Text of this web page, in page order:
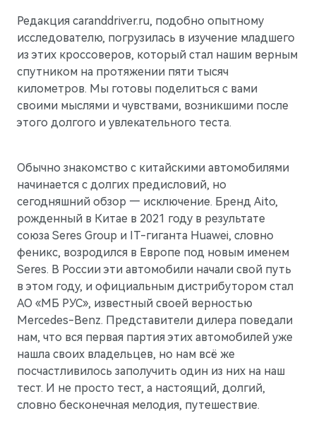
M7Представительский кроссовер
от 6 090 000 ₽
AITO
Коллекция
Технические аксессуары
Колеса в сборе
Телематические системы
Блогеры о нас
ПАРТНЕРЫ
МТС
PlayAuto
Редакция caranddriver.ru, подобно опытному
исследователю, погрузилась в изучение младшего
из этих кроссоверов, который стал нашим верным
спутником на протяжении пяти тысяч
километров. Мы готовы поделиться с вами
своими мыслями и чувствами, возникшими после
этого долгого и увлекательного теста.
Обычно знакомство с китайскими автомобилями
начинается с долгих предисловий, но
сегодняшний обзор — исключение. Бренд Aito,
рожденный в Китае в 2021 году в результате
союза Seres Group и IT-гиганта Huawei, словно
феникс, возродился в Европе под новым именем
Seres. В России эти автомобили начали свой путь
в этом году, и официальным дистрибутором стал
АО «МБ РУС», известный своей верностью
Mercedes-Benz. Представители дилера поведали
нам, что вся первая партия этих автомобилей уже
нашла своих владельцев, но нам всё же
посчастливилось заполучить один из них на наш
тест. И не просто тест, а настоящий, долгий,
словно бесконечная мелодия, путешествие.